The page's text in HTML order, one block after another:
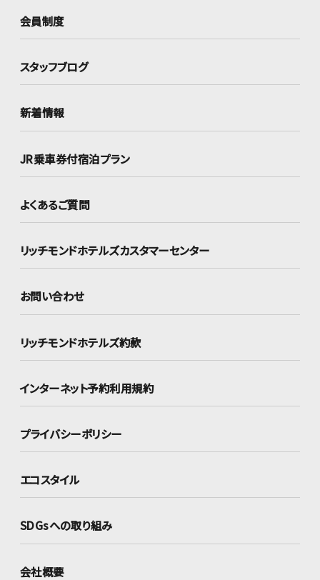
会員制度
スタッフブログ
新着情報
JR乗車券付宿泊プラン
よくあるご質問
リッチモンドホテルズカスタマーセンター
お問い合わせ
リッチモンドホテルズ約款
インターネット予約利用規約
プライバシーポリシー
エコスタイル
SDGsへの取り組み
会社概要